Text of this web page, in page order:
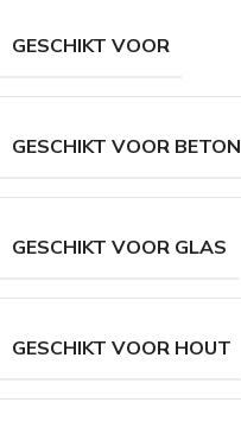
GESCHIKT VOOR
GESCHIKT VOOR BETON
GESCHIKT VOOR GLAS
GESCHIKT VOOR HOUT